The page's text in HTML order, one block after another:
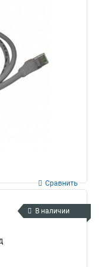
Сравнить
В наличии